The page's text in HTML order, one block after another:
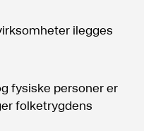
ilegges
fysiske personer er
folketrygdens